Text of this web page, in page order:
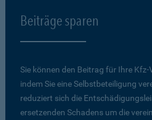
Beiträge sparen
Sie können den Beitrag für Ihre Kfz-
indem Sie eine Selbstbeteiligung
reduziert sich die
ersetzenden Schadens um die